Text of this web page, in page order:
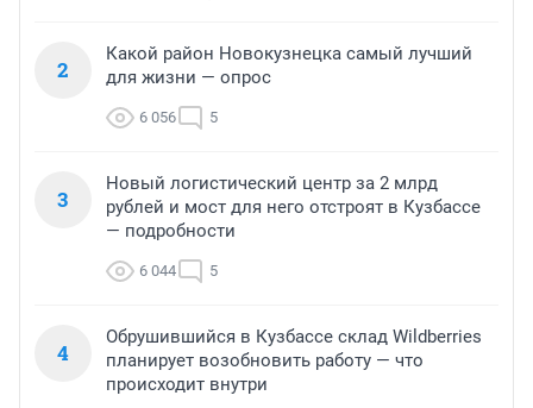
2
Какой район Новокузнецка самый лучший
для жизни — опрос
6 056 5
3
Новый логистический центр за 2 млрд
рублей и мост для него отстроят в Кузбассе
— подробности
6 044 5
4
Обрушившийся в Кузбассе склад Wildberries
планирует возобновить работу — что
происходит внутри